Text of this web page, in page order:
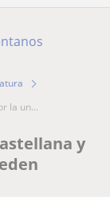
la un...
y